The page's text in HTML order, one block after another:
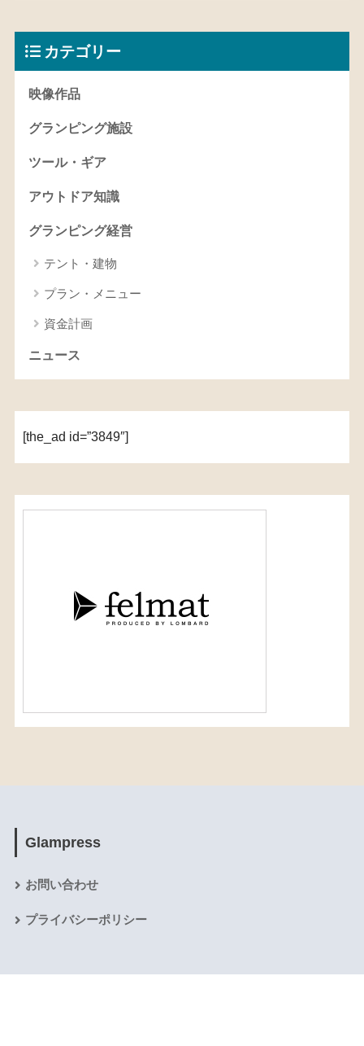
カテゴリー
映像作品
グランピング施設
ツール・ギア
アウトドア知識
グランピング経営
テント・建物
プラン・メニュー
資金計画
ニュース
[the_ad id=”3849″]
Glampress
お問い合わせ
プライバシーポリシー